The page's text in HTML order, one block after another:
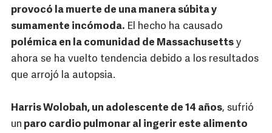
provocó la muerte de una manera súbita y
sumamente incómoda. El hecho ha causado
polémica en la comunidad de Massachusetts y
ahora se ha vuelto tendencia debido a los resultados
que arrojó la autopsia.
Harris Wolobah, un adolescente de 14 años, sufrió
un paro cardio pulmonar al ingerir este alimento